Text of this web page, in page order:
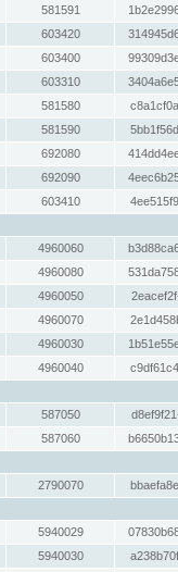
581591
603420
603400
603310
581580
581590
692080
692090
603410
4960060
4960080
4960050
4960070
4960030
4960040
587050
587060
2790070
5940029
5940030